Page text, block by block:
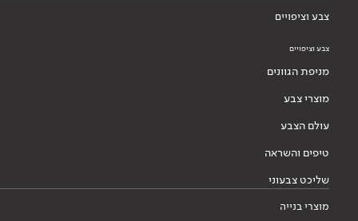
צבע וציפויים
צבע וציפויים
מניפת הגוונים
מוצרי צבע
עולם הצבע
טיפים והשראה
שליכט צבעוני
מוצרי בנייה